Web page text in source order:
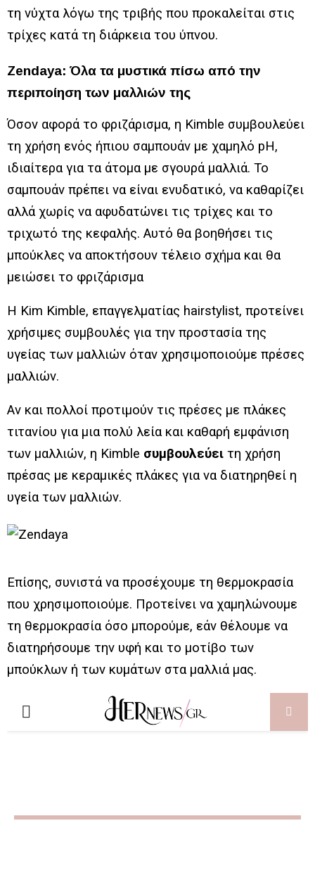
τη νύχτα λόγω της τριβής που προκαλείται στις
τρίχες κατά τη διάρκεια του ύπνου.
Zendaya: Όλα τα μυστικά πίσω από την
περιποίηση των μαλλιών της
Όσον αφορά το φριζάρισμα, η Kimble συμβουλεύει
τη χρήση ενός ήπιου σαμπουάν με χαμηλό pH,
ιδιαίτερα για τα άτομα με σγουρά μαλλιά. Το
σαμπουάν πρέπει να είναι ενυδατικό, να καθαρίζει
αλλά χωρίς να αφυδατώνει τις τρίχες και το
τριχωτό της κεφαλής. Αυτό θα βοηθήσει τις
μπούκλες να αποκτήσουν τέλειο σχήμα και θα
μειώσει το φριζάρισμα
Η Kim Kimble, επαγγελματίας hairstylist, προτείνει
χρήσιμες συμβουλές για την προστασία της
υγείας των μαλλιών όταν χρησιμοποιούμε πρέσες
μαλλιών.
Αν και πολλοί προτιμούν τις πρέσες με πλάκες
τιτανίου για μια πολύ λεία και καθαρή εμφάνιση
των μαλλιών, η Kimble συμβουλεύει τη χρήση
πρέσας με κεραμικές πλάκες για να διατηρηθεί η
υγεία των μαλλιών.
Επίσης, συνιστά να προσέχουμε τη θερμοκρασία
που χρησιμοποιούμε. Προτείνει να χαμηλώνουμε
τη θερμοκρασία όσο μπορούμε, εάν θέλουμε να
διατηρήσουμε την υφή και το μοτίβο των
μπούκλων ή των κυμάτων στα μαλλιά μας.